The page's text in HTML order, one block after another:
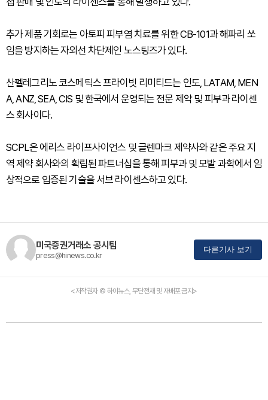
추가 제품 기회로는 아토피 피부염 치료를 위한 CB-101과 해파리 쏘
임을 방지하는 자외선 차단제인 노스팅즈가 있다.
산펠레그리노 코스메틱스 프라이빗 리미티드는 인도, LATAM, MEN
A, ANZ, SEA, CIS 및 한국에서 운영되는 전문 제약 및 피부과 라이센
스 회사이다.
SCPL은 에리스 라이프사이언스 및 글렌마크 제약사와 같은 주요 지
역 제약 회사와의 확립된 파트너십을 통해 피부과 및 모발 과학에서 임
상적으로 입증된 기술을 서브 라이센스하고 있다.
미국증권거래소 공시팀
press@hinews.co.kr
다른기사 보기
<저작권자 © 하이뉴스, 무단전재 및 재배포 금지>